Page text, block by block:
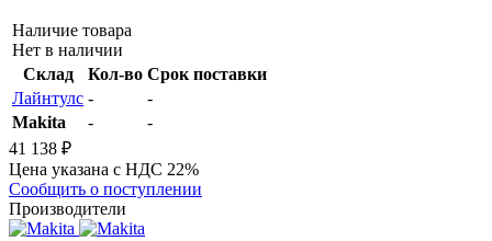
Наличие товара
Нет в наличии
Склад
Кол-во Срок поставки
Лайнтулс -
-
Makita
-
-
41 138 ₽
Цена указана с НДС 22%
Сообщить о поступлении
Производители